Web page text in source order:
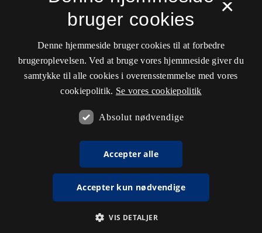
×
bruger cookies
Denne hjemmeside bruger cookies til at forbedre
brugeroplevelsen. Ved at bruge vores hjemmeside giver du
samtykke til alle cookies i overensstemmelse med vores
cookiepolitik. Se vores cookiepolitik
Absolut nødvendige
Accepter alle
Accepter kun nødvendige
VIS DETALJER